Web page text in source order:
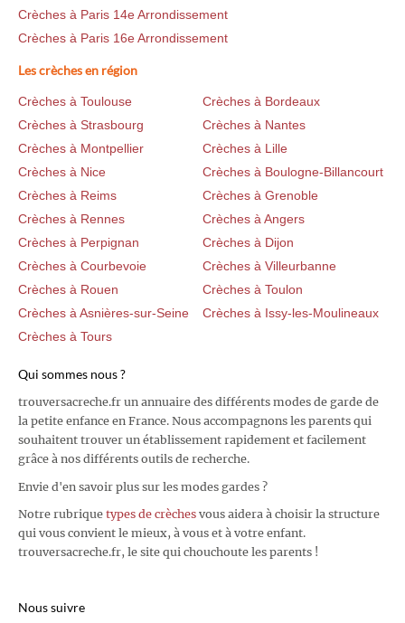
Crèches à Paris 14e Arrondissement
Crèches à Paris 16e Arrondissement
Les crèches en région
Crèches à Toulouse
Crèches à Bordeaux
Crèches à Strasbourg
Crèches à Nantes
Crèches à Montpellier
Crèches à Lille
Crèches à Nice
Crèches à Boulogne-Billancourt
Crèches à Reims
Crèches à Grenoble
Crèches à Rennes
Crèches à Angers
Crèches à Perpignan
Crèches à Dijon
Crèches à Courbevoie
Crèches à Villeurbanne
Crèches à Rouen
Crèches à Toulon
Crèches à Asnières-sur-Seine
Crèches à Issy-les-Moulineaux
Crèches à Tours
Qui sommes nous ?
trouversacreche.fr un annuaire des différents modes de garde de
la petite enfance en France. Nous accompagnons les parents qui
souhaitent trouver un établissement rapidement et facilement
grâce à nos différents outils de recherche.
Envie d'en savoir plus sur les modes gardes ?
Notre rubrique types de crèches vous aidera à choisir la structure
qui vous convient le mieux, à vous et à votre enfant.
trouversacreche.fr, le site qui chouchoute les parents !
Nous suivre